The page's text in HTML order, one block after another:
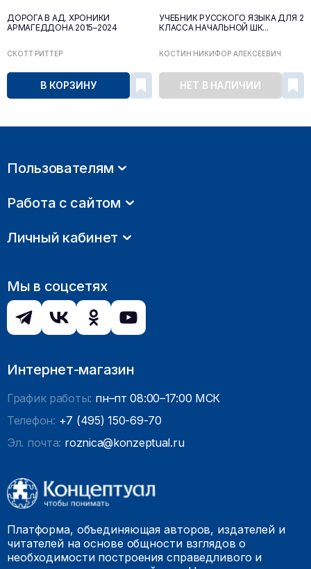
ДОРОГА В АД. ХРОНИКИ
АРМАГЕДДОНА 2015–2024
СКОТТ РИТТЕР
В КОРЗИНУ
УЧЕБНИК РУССКОГО ЯЗЫКА ДЛЯ 2
КЛАССА НАЧАЛЬНОЙ ШК...
КОСТИН НИКИФОР АЛЕКСЕЕВИЧ
НЕТ В НАЛИЧИИ
Пользователям
Работа с сайтом
Личный кабинет
Мы в соцсетях
Интернет-магазин
График работы: пн–пт 08:00–17:00 МСК
Телефон: +7 (495) 150-69-70
Эл. почта: roznica@konzeptual.ru
Платформа, объединяющая авторов, издателей и
читателей на основе общности взглядов о
необходимости построения справедливого и